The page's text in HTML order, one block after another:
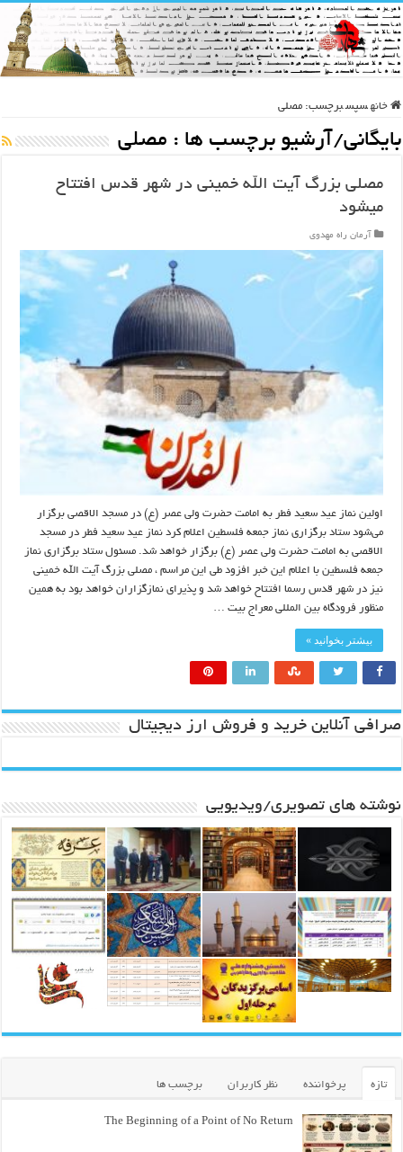
خانه سپس برچسب: مصلی
بایگانی/آرشیو برچسب ها : مصلی
مصلی بزرگ آیت الله خمینی در شهر قدس افتتاح
میشود
آرمان راه مهدوی
اولین نماز عید سعید فطر به امامت حضرت ولی عصر (ع) در مسجد الاقصی برگزار
می‌شود ستاد برگزاری نماز جمعه فلسطین اعلام کرد نماز عید سعید فطر در مسجد
الاقصی به امامت حضرت ولی عصر (ع) برگزار خواهد شد. مسئول ستاد برگزاری نماز
جمعه فلسطین با اعلام این خبر افزود طی این مراسم ، مصلی بزرگ آیت الله خمینی
نیز در شهر قدس رسما افتتاح خواهد شد و پذیرای نمازگزاران خواهد بود به همین
منظور فرودگاه بین المللی معراج بیت …
بیشتر بخوانید »
صرافی آنلاین خرید و فروش ارز دیجیتال
نوشته های تصویری/ویدیویی
تازه پرخواننده نظر کاربران برچسب ها
The Beginning of a Point of No Return